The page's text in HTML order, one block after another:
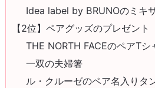
Idea label by BRUNOのミキ
【2位】ペアグッズのプレゼント
THE NORTH FACEのペアTシ
一双の夫婦箸
ル・クルーゼのペア名入りタ